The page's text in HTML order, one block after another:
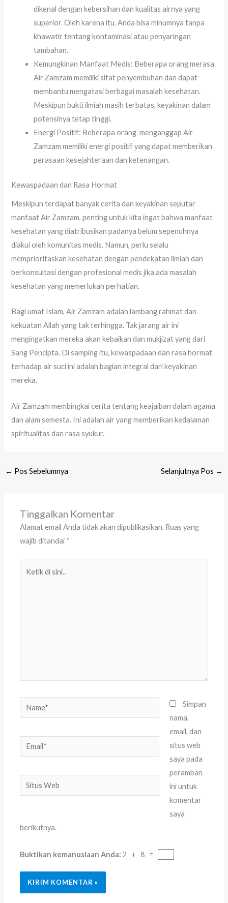
dikenal dengan kebersihan dan kualitas airnya yang
superior. Oleh karena itu, Anda bisa minumnya tanpa
khawatir tentang kontaminasi atau penyaringan
tambahan.
Kemungkinan Manfaat Medis: Beberapa orang merasa
Air Zamzam memiliki sifat penyembuhan dan dapat
membantu mengatasi berbagai masalah kesehatan.
Meskipun bukti ilmiah masih terbatas, keyakinan dalam
potensinya tetap tinggi.
Energi Positif: Beberapa orang menganggap Air
Zamzam memiliki energi positif yang dapat memberikan
perasaan kesejahteraan dan ketenangan.
Kewaspadaan dan Rasa Hormat
Meskipun terdapat banyak cerita dan keyakinan seputar
manfaat Air Zamzam, penting untuk kita ingat bahwa manfaat
kesehatan yang diatribusikan padanya belum sepenuhnya
diakui oleh komunitas medis. Namun, perlu selalu
memprioritaskan kesehatan dengan pendekatan ilmiah dan
berkonsultasi dengan profesional medis jika ada masalah
kesehatan yang memerlukan perhatian.
Bagi umat Islam, Air Zamzam adalah lambang rahmat dan
kekuatan Allah yang tak terhingga. Tak jarang air ini
mengingatkan mereka akan kebaikan dan mukjizat yang dari
Sang Pencipta. Di samping itu, kewaspadaan dan rasa hormat
terhadap air suci ini adalah bagian integral dari keyakinan
mereka.
Air Zamzam membingkai cerita tentang keajaiban dalam agama
dan alam semesta. Ini adalah air yang memberikan kedalaman
spiritualitas dan rasa syukur.
← Pos Sebelumnya Selanjutnya Pos →
Tinggalkan Komentar
Alamat email Anda tidak akan dipublikasikan. Ruas yang
wajib ditandai *
Name*
Email*
Situs
Web
Simpan
nama,
email, dan
situs web
saya pada
peramban
ini untuk
komentar
saya
berikutnya.
Buktikan kemanusiaan Anda:2 + 8 =